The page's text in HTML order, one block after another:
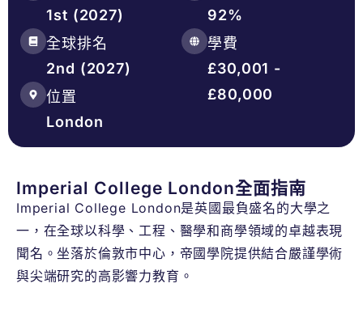
1st (2027)
全球排名
2nd (2027)
位置
London
92%
學費
£30,001 -
£80,000
Imperial College London全面指南
Imperial College London是英國最負盛名的大學之
一，在全球以科學、工程、醫學和商學領域的卓越表現
聞名。坐落於倫敦市中心，帝國學院提供結合嚴謹學術
與尖端研究的高影響力教育。